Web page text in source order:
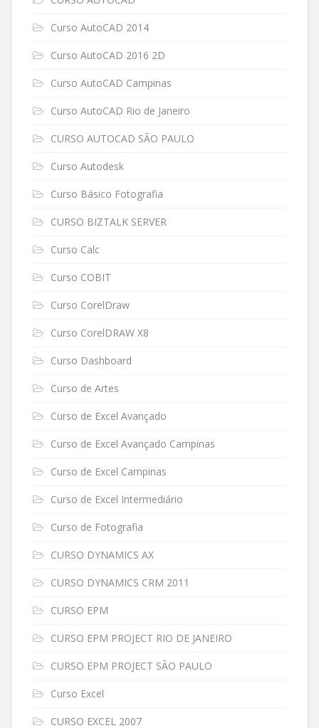
Curso AutoCAD 2014
Curso AutoCAD 2016 2D
Curso AutoCAD Campinas
Curso AutoCAD Rio de Janeiro
CURSO AUTOCAD SÃO PAULO
Curso Autodesk
Curso Básico Fotografia
CURSO BIZTALK SERVER
Curso Calc
Curso COBIT
Curso CorelDraw
Curso CorelDRAW X8
Curso Dashboard
Curso de Artes
Curso de Excel Avançado
Curso de Excel Avançado Campinas
Curso de Excel Campinas
Curso de Excel Intermediário
Curso de Fotografia
CURSO DYNAMICS AX
CURSO DYNAMICS CRM 2011
CURSO EPM
CURSO EPM PROJECT RIO DE JANEIRO
CURSO EPM PROJECT SÃO PAULO
Curso Excel
CURSO EXCEL 2007